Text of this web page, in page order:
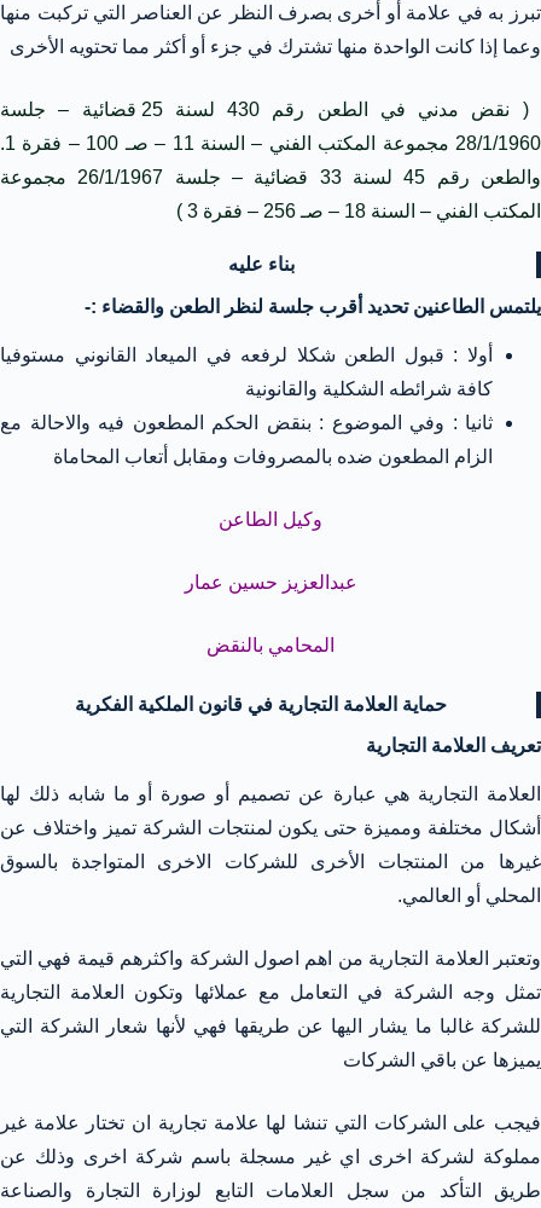
تبرز به في علامة أو أخرى بصرف النظر عن العناصر التي تركبت منها
وعما إذا كانت الواحدة منها تشترك في جزء أو أكثر مما تحتويه الأخرى
( نقض مدني في الطعن رقم 430 لسنة 25 قضائية – جلسة
28/1/1960 مجموعة المكتب الفني – السنة 11 – صـ 100 – فقرة 1.
والطعن رقم 45 لسنة 33 قضائية – جلسة 26/1/1967 مجموعة
المكتب الفني – السنة 18 – صـ 256 – فقرة 3 )
بناء عليه
يلتمس الطاعنين تحديد أقرب جلسة لنظر الطعن والقضاء :-
أولا : قبول الطعن شكلا لرفعه في الميعاد القانوني مستوفيا
كافة شرائطه الشكلية والقانونية
ثانيا : وفي الموضوع : بنقض الحكم المطعون فيه والاحالة مع
الزام المطعون ضده بالمصروفات ومقابل أتعاب المحاماة
وكيل الطاعن
عبدالعزيز حسين عمار
المحامي بالنقض
حماية العلامة التجارية في قانون الملكية الفكرية
تعريف العلامة التجارية
العلامة التجارية هي عبارة عن تصميم أو صورة أو ما شابه ذلك لها
أشكال مختلفة ومميزة حتى يكون لمنتجات الشركة تميز واختلاف عن
غيرها من المنتجات الأخرى للشركات الاخرى المتواجدة بالسوق
المحلي أو العالمي.
وتعتبر العلامة التجارية من اهم اصول الشركة واكثرهم قيمة فهي التي
تمثل وجه الشركة في التعامل مع عملائها وتكون العلامة التجارية
للشركة غالبا ما يشار اليها عن طريقها فهي لأنها شعار الشركة التي
يميزها عن باقي الشركات
فيجب على الشركات التي تنشا لها علامة تجارية ان تختار علامة غير
مملوكة لشركة اخرى اي غير مسجلة باسم شركة اخرى وذلك عن
طريق التأكد من سجل العلامات التابع لوزارة التجارة والصناعة